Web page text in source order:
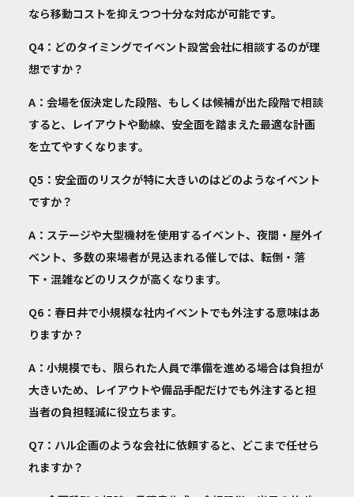
なら移動コストを抑えつつ十分な対応が可能です。
Q4：どのタイミングでイベント設営会社に相談するのが理
想ですか？
A：会場を仮決定した段階、もしくは候補が出た段階で相談
すると、レイアウトや動線、安全面を踏まえた最適な計画
を立てやすくなります。
Q5：安全面のリスクが特に大きいのはどのようなイベント
ですか？
A：ステージや大型機材を使用するイベント、夜間・屋外イ
ベント、多数の来場者が見込まれる催しでは、転倒・落
下・混雑などのリスクが高くなります。
Q6：春日井で小規模な社内イベントでも外注する意味はあ
りますか？
A：小規模でも、限られた人員で準備を進める場合は負担が
大きいため、レイアウトや備品手配だけでも外注すると担
当者の負担軽減に役立ちます。
Q7：ハル企画のような会社に依頼すると、どこまで任せら
れますか？